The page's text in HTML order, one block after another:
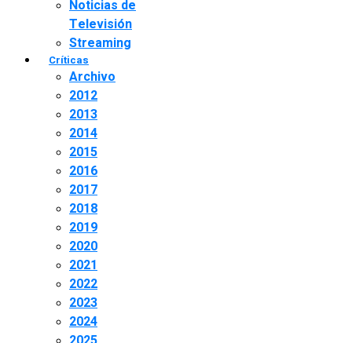
Noticias de
Televisión
Streaming
Críticas
Archivo
2012
2013
2014
2015
2016
2017
2018
2019
2020
2021
2022
2023
2024